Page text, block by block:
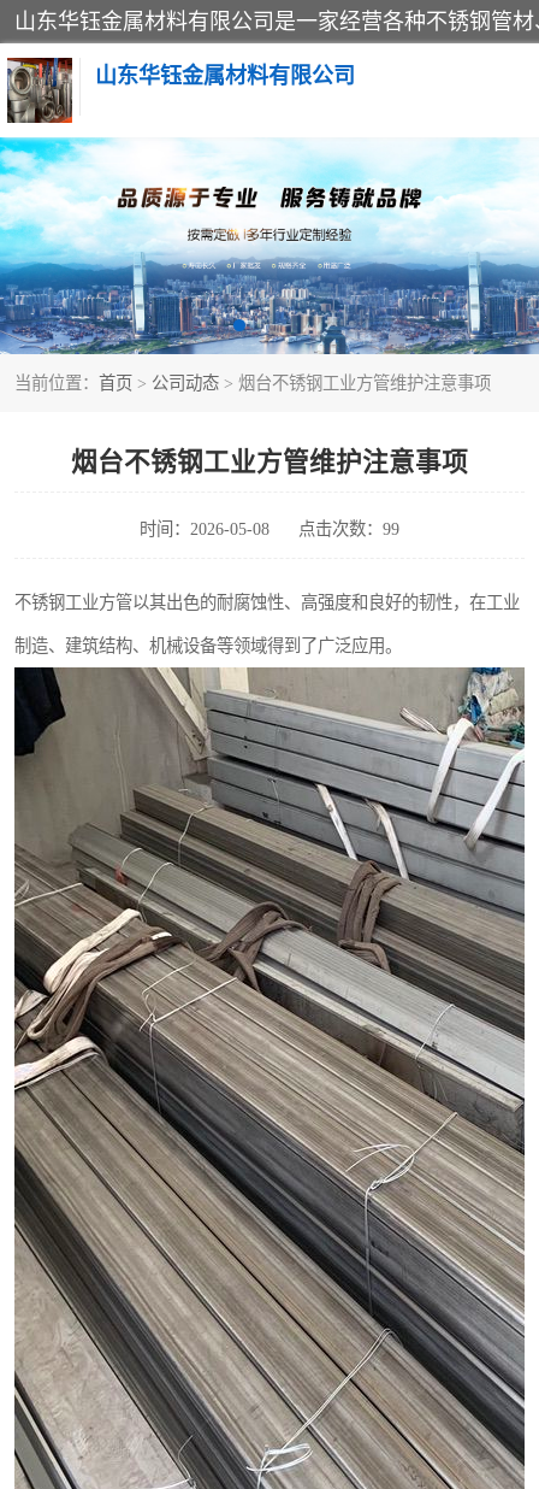
山东华钰金属材料有限公司
当前位置： 首页 > 公司动态 > 烟台不锈钢工业方管维护注意事项
烟台不锈钢工业方管维护注意事项
时间：2026-05-08 点击次数：99
不锈钢工业方管以其出色的耐腐蚀性、高强度和良好的韧性，在工业
制造、建筑结构、机械设备等领域得到了广泛应用。
不锈钢管
管件标准件
不锈钢人孔
不锈钢角钢
不锈钢板